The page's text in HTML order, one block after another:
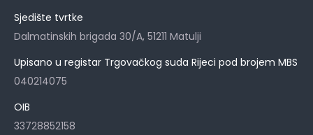
Sjedište tvrtke
Dalmatinskih brigada 30/A, 51211 Matulji
Upisano u registar Trgovačkog suda Rijeci pod brojem MBS
040214075
OIB
33728852158